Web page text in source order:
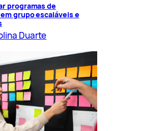
programas de
grupo escaláveis e
Duarte